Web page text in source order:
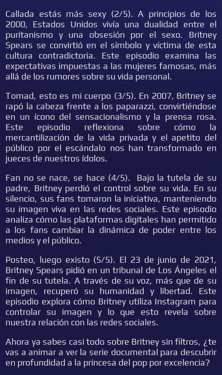
Callada estás más sexy (2/5). A principios de los
2000, Estados Unidos vivía una dualidad entre el
puritanismo y una obsesión por el sexo. Britney
Spears se convirtió en el símbolo y víctima de esta
cultura contradictoria. Este episodio examina las
expectativas impuestas a las mujeres famosas, más
allá de los rumores sobre su vida personal.
Tomad, esto es mi cuerpo (3/5). En 2007, Britney se
rapó la cabeza frente a los paparazzi, convirtiéndose
en un ícono del sensacionalismo y la prensa rosa.
Este episodio reflexiona sobre cómo la
mercantilización de la vida privada y el apetito del
público por el escándalo nos han transformado en
jueces de nuestros ídolos.
Fan no se nace, se hace (4/5). Bajo la tutela de su
padre, Britney perdió el control sobre su vida. En su
silencio, sus fans tomaron la iniciativa, manteniendo
su imagen viva en las redes sociales. Este episodio
analiza cómo las plataformas digitales han permitido
a los fans cambiar la dinámica de poder entre los
medios y el público.
Posteo, luego existo (5/5). El 23 de junio de 2021,
Britney Spears pidió en un tribunal de Los Ángeles el
fin de su tutela. A través de su voz, más que de su
imagen, recuperó su humanidad y libertad. Este
episodio explora cómo Britney utiliza Instagram para
controlar su imagen y lo que esto revela sobre
nuestra relación con las redes sociales.
Ahora ya sabes casi todo sobre Britney sin filtros, ¿te
vas a animar a ver la serie documental para descubrir
en profundidad a la princesa del pop por excelencia?